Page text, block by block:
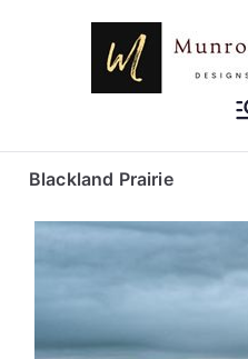
Blackland Prairie